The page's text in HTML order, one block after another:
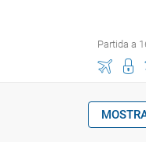
Partida a